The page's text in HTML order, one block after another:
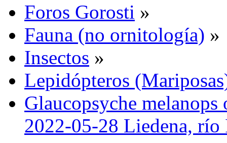
Foros Gorosti »
Fauna (no ornitología) »
Insectos »
Lepidópteros
Glaucopsyche
2022-05-28 Liedena, río